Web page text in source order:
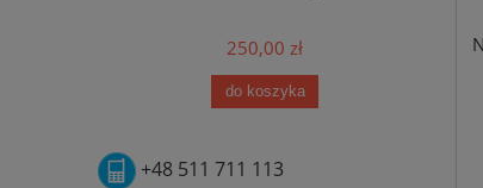
250,00 zł
do koszyka
+48 511 711 113